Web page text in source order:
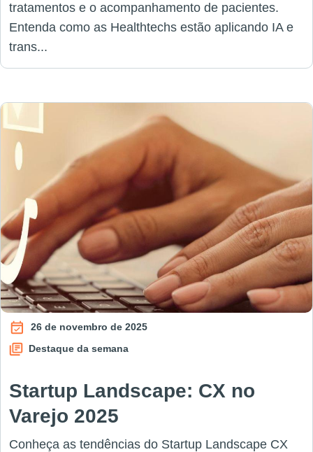
tratamentos e o acompanhamento de pacientes.
Entenda como as Healthtechs estão aplicando IA e
trans...
26 de novembro de 2025
Destaque da semana
Startup Landscape: CX no
Varejo 2025
Conheça as tendências do Startup Landscape CX